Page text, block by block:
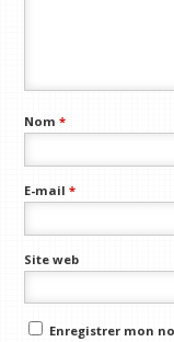
Nom*
E-mail*
Site web
Enregistrer mon